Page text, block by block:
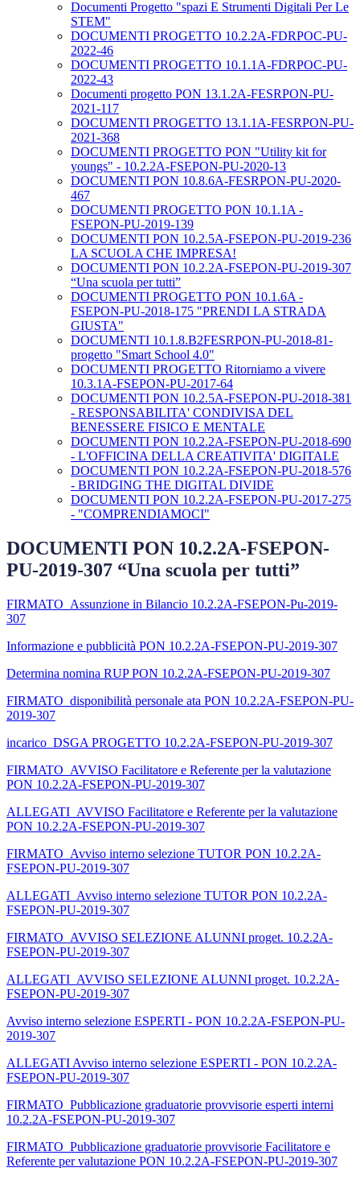
Documenti Progetto "spazi E Strumenti Digitali Per Le
STEM"
DOCUMENTI PROGETTO 10.2.2A-FDRPOC-PU-
2022-46
DOCUMENTI PROGETTO 10.1.1A-FDRPOC-PU-
2022-43
Documenti progetto PON 13.1.2A-FESRPON-PU-
2021-117
DOCUMENTI PROGETTO 13.1.1A-FESRPON-PU-
2021-368
DOCUMENTI PROGETTO PON "Utility kit for
youngs" - 10.2.2A-FSEPON-PU-2020-13
DOCUMENTI PON 10.8.6A-FESRPON-PU-2020-
467
DOCUMENTI PROGETTO PON 10.1.1A -
FSEPON-PU-2019-139
DOCUMENTI PON 10.2.5A-FSEPON-PU-2019-236
LA SCUOLA CHE IMPRESA!
DOCUMENTI PON 10.2.2A-FSEPON-PU-2019-307
“Una scuola per tutti”
DOCUMENTI PROGETTO PON 10.1.6A -
FSEPON-PU-2018-175 "PRENDI LA STRADA
GIUSTA"
DOCUMENTI 10.1.8.B2FESRPON-PU-2018-81-
progetto "Smart School 4.0"
DOCUMENTI PROGETTO Ritorniamo a vivere
10.3.1A-FSEPON-PU-2017-64
DOCUMENTI PON 10.2.5A-FSEPON-PU-2018-381
- RESPONSABILITA' CONDIVISA DEL
BENESSERE FISICO E MENTALE
DOCUMENTI PON 10.2.2A-FSEPON-PU-2018-690
- L'OFFICINA DELLA CREATIVITA' DIGITALE
DOCUMENTI PON 10.2.2A-FSEPON-PU-2018-576
- BRIDGING THE DIGITAL DIVIDE
DOCUMENTI PON 10.2.2A-FSEPON-PU-2017-275
- "COMPRENDIAMOCI"
DOCUMENTI PON 10.2.2A-FSEPON-
PU-2019-307 “Una scuola per tutti”
FIRMATO_Assunzione in Bilancio 10.2.2A-FSEPON-Pu-2019-
307
Informazione e pubblicità PON 10.2.2A-FSEPON-PU-2019-307
Determina nomina RUP PON 10.2.2A-FSEPON-PU-2019-307
FIRMATO_disponibilità personale ata PON 10.2.2A-FSEPON-PU-
2019-307
incarico_DSGA PROGETTO 10.2.2A-FSEPON-PU-2019-307
FIRMATO_AVVISO Facilitatore e Referente per la valutazione
PON 10.2.2A-FSEPON-PU-2019-307
ALLEGATI_AVVISO Facilitatore e Referente per la valutazione
PON 10.2.2A-FSEPON-PU-2019-307
FIRMATO_Avviso interno selezione TUTOR PON 10.2.2A-
FSEPON-PU-2019-307
ALLEGATI_Avviso interno selezione TUTOR PON 10.2.2A-
FSEPON-PU-2019-307
FIRMATO_AVVISO SELEZIONE ALUNNI proget. 10.2.2A-
FSEPON-PU-2019-307
ALLEGATI_AVVISO SELEZIONE ALUNNI proget. 10.2.2A-
FSEPON-PU-2019-307
Avviso interno selezione ESPERTI - PON 10.2.2A-FSEPON-PU-
2019-307
ALLEGATI Avviso interno selezione ESPERTI - PON 10.2.2A-
FSEPON-PU-2019-307
FIRMATO_Pubblicazione graduatorie provvisorie esperti interni
10.2.2A-FSEPON-PU-2019-307
FIRMATO_Pubblicazione graduatorie provvisorie Facilitatore e
Referente per valutazione PON 10.2.2A-FSEPON-PU-2019-307